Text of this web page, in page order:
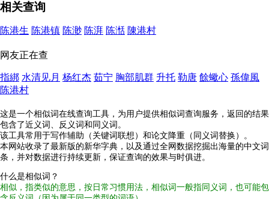
相关查询
陈港生 陈港镇 陈渺 陈湃 陈湉 陳港村
网友正在查
指綁 水清见月 杨红杰 茹宁 胸部肌群 升托 勒唐 餘蠍心 孫偉風
陈港村
这是一个相似词在线查询工具，为用户提供相似词查询服务，返回的结果
包含了近义词、反义词和同义词。
该工具常用于写作辅助（关键词联想）和论文降重（同义词替换）。
本网站收录了最新版的新华字典，以及通过全网数据挖掘出海量的中文词
条，并对数据进行持续更新，保证查询的效果与时俱进。
什么是相似词？
相似，指类似的意思，按日常习惯用法，相似词一般指同义词，也可能包